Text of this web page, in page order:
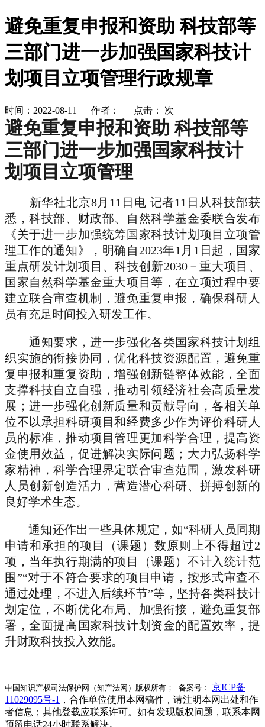
避免重复申报和资助 科技部等
三部门进一步加强国家科技计
划项目立项管理行政规章
时间：2022-08-11 作者： 点击： 次
避免重复申报和资助 科技部等
三部门进一步加强国家科技计
划项目立项管理
新华社北京8月11日电 记者11日从科技部获
悉，科技部、财政部、自然科学基金委联合发布
《关于进一步加强统筹国家科技计划项目立项管
理工作的通知》，明确自2023年1月1日起，国家
重点研发计划项目、科技创新2030－重大项目、
国家自然科学基金重大项目等，在立项过程中要
建立联合审查机制，避免重复申报，确保科研人
员有充足时间投入研发工作。
通知要求，进一步强化各类国家科技计划组
织实施的衔接协同，优化科技资源配置，避免重
复申报和重复资助，增强创新链整体效能，全面
支撑科技自立自强，推动引领经济社会高质量发
展；进一步强化创新质量和贡献导向，各相关单
位不以承担科研项目和经费多少作为评价科研人
员的标准，推动项目管理更加科学合理，提高资
金使用效益，促进解决实际问题；大力弘扬科学
家精神，科学合理界定联合审查范围，激发科研
人员创新创造活力，营造潜心科研、拼搏创新的
良好学术生态。
通知还作出一些具体规定，如“科研人员同期
申请和承担的项目（课题）数原则上不得超过2
项，当年执行期满的项目（课题）不计入统计范
围”“对于不符合要求的项目申请，按形式审查不
通过处理，不进入后续环节”等，坚持各类科技计
划定位，不断优化布局、加强衔接，避免重复部
署，全面提高国家科技计划资金的配置效率，提
升财政科技投入效能。
中国知识产权司法保护网（知产法网）版权所有； 备案号： 京ICP备
11029095号-1 ，合作单位使用本网稿件，请注明本网出处和作
者信息；其他登载应联系许可。如有发现版权问题，联系本网
预留电话24小时联系解决。